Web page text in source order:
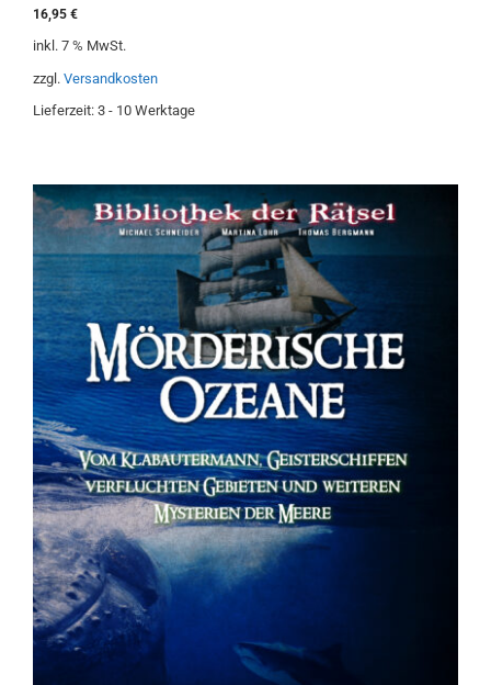
0
v
n
16,95 €
inkl. 7 % MwSt.
zzgl. Versandkosten
Lieferzeit: 3 - 10 Werktage